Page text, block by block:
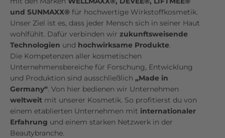
und SUNMAXX® für hochwertige Wirkstoffkosmetik.
Unser Ziel ist es, dass jeder Mensch sich in seiner Haut
wohlfühlt. Dafür verbinden wir zukunftsweisende
Technologien und hochwirksame Produkte.
Die Kompetenzen aller kosmetischen
Unternehmensbereiche für Forschung, Entwicklung
und Produktion sind ausschließlich „Made in
Germany“. Von hier bedienen wir Unternehmen
weltweit mit unserer Kosmetik. So profitierst du von
einem etablierten Unternehmen mit internationaler
Erfahrung und einem starken Netzwerk in der
Beautybranche.